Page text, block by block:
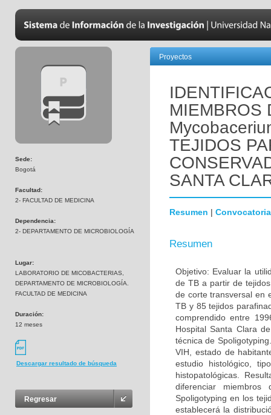
Sede:
Bogotá
Facultad:
2- FACULTAD DE MEDICINA
Dependencia:
2- DEPARTAMENTO DE MICROBIOLOGÍA
Lugar:
LABORATORIO DE MICOBACTERIAS,
DEPARTAMENTO DE MICROBIOLOGÍA.
FACULTAD DE MEDICINA
Duración:
12 meses
Descargar resultado de búsqueda
Regresar
Proyectos
MIEMBROS
TEJIDOS
SANTA
Resumen | Convocatoria
Resumen
Objetivo: Evaluar la
de TB a partir de
de corte transversal en
TB y 85 tejidos
comprendido entre
Hospital Santa Clara
técnica de
VIH, estado de
estudio histológico,
histopatológicas.
diferenciar miembros
Spoligotyping en los
establecerá la